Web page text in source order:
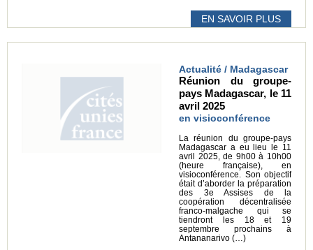
EN SAVOIR PLUS
Actualité / Madagascar
Réunion du groupe-
pays Madagascar, le 11
avril 2025
en visioconférence
La réunion du groupe-pays
Madagascar a eu lieu le 11
avril 2025, de 9h00 à 10h00
(heure française), en
visioconférence. Son objectif
était d’aborder la préparation
des 3e Assises de la
coopération décentralisée
franco-malgache qui se
tiendront les 18 et 19
septembre prochains à
Antananarivo (…)